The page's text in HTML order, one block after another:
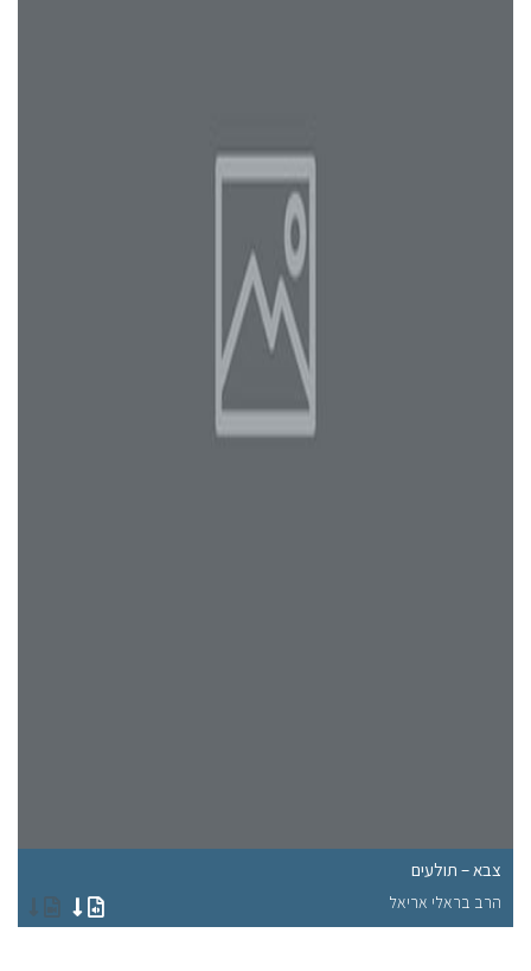
צבא – תולעים
הרב בראלי אריאל